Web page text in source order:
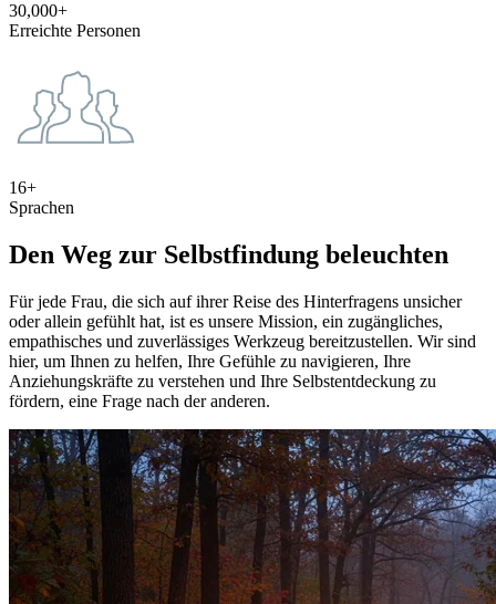
30,000+
Erreichte Personen
16+
Sprachen
Den Weg zur Selbstfindung beleuchten
Für jede Frau, die sich auf ihrer Reise des Hinterfragens unsicher
oder allein gefühlt hat, ist es unsere Mission, ein zugängliches,
empathisches und zuverlässiges Werkzeug bereitzustellen. Wir sind
hier, um Ihnen zu helfen, Ihre Gefühle zu navigieren, Ihre
Anziehungskräfte zu verstehen und Ihre Selbstentdeckung zu
fördern, eine Frage nach der anderen.